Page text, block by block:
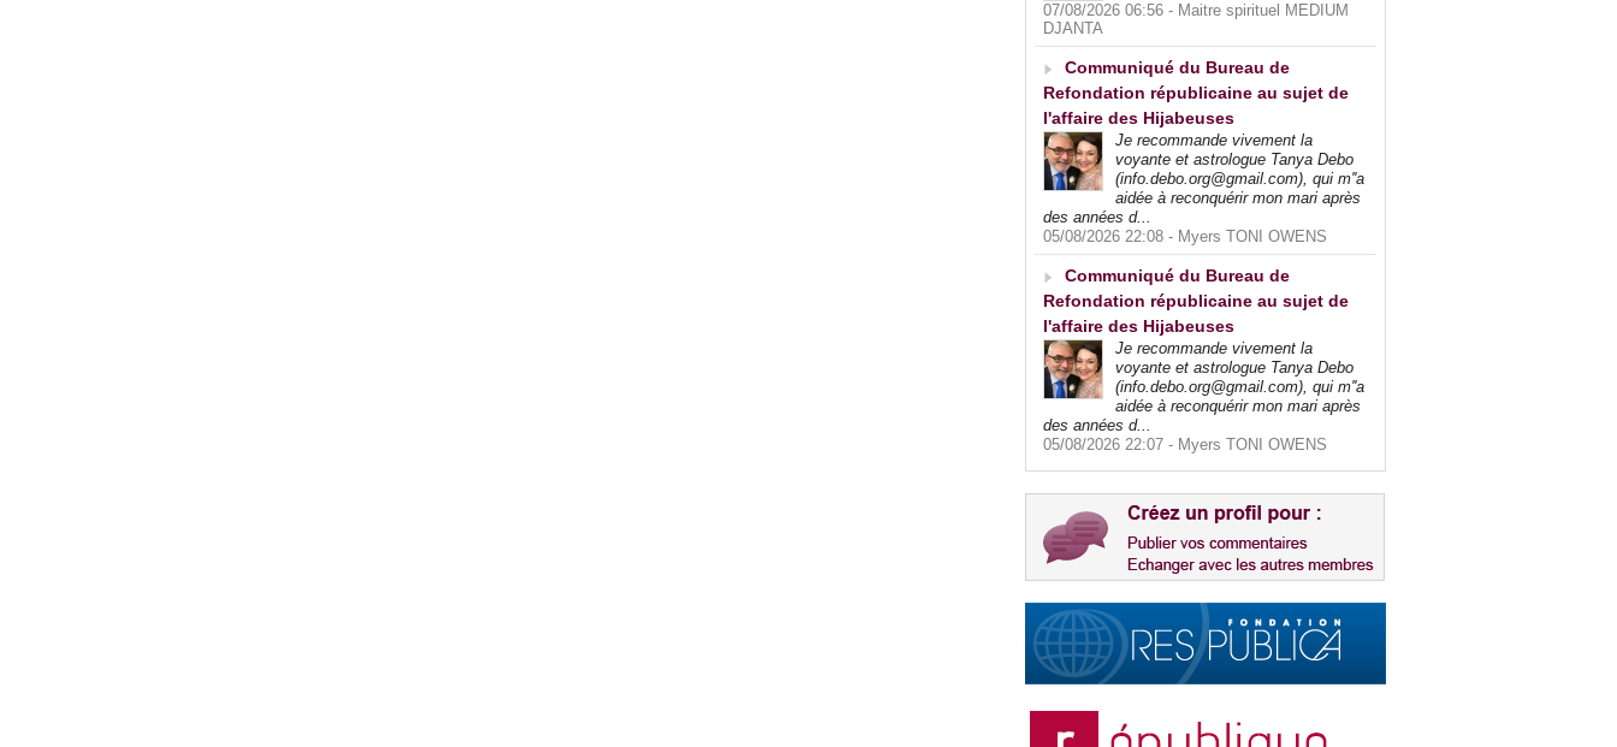
07/08/2026 06:56 - Maitre spirituel MEDIUM
DJANTA
Communiqué du Bureau de
Refondation républicaine au sujet de
l'affaire des Hijabeuses
Je recommande vivement la
voyante et astrologue Tanya Debo
(info.debo.org@gmail.com), qui m''a
aidée à reconquérir mon mari après
des années d...
05/08/2026 22:08 - Myers TONI OWENS
Communiqué du Bureau de
Refondation républicaine au sujet de
l'affaire des Hijabeuses
Je recommande vivement la
voyante et astrologue Tanya Debo
(info.debo.org@gmail.com), qui m''a
aidée à reconquérir mon mari après
des années d...
05/08/2026 22:07 - Myers TONI OWENS